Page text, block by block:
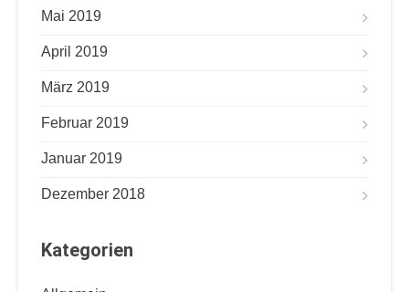
Mai 2019
April 2019
März 2019
Februar 2019
Januar 2019
Dezember 2018
Kategorien